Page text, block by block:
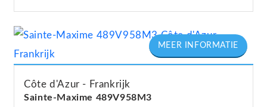
Sainte-Maxime 489V958M3
Côte d'Azur Frankrijk